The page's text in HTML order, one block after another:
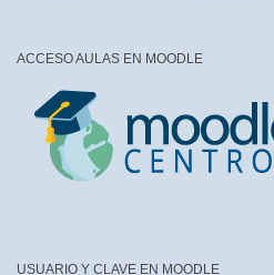
ACCESO AULAS EN MOODLE
USUARIO Y CLAVE EN MOODLE